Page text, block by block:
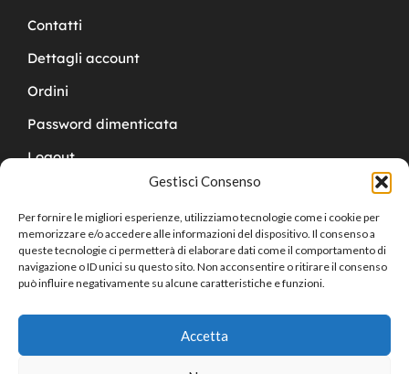
Gestisci Consenso
Per fornire le migliori esperienze, utilizziamo tecnologie come i cookie per
memorizzare e/o accedere alle informazioni del dispositivo. Il consenso a
queste tecnologie ci permetterà di elaborare dati come il comportamento di
navigazione o ID unici su questo sito. Non acconsentire o ritirare il consenso
può influire negativamente su alcune caratteristiche e funzioni.
Accetta
Contatti
Dettagli account
Ordini
Password dimenticata
Logout
Copyright © 2024 Cucchy Gioielleria